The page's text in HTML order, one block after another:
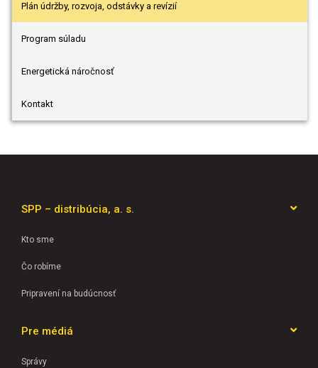
Plán údržby, rozvoja, odstávky a revízií
Program súladu
Energetická náročnosť
Kontakt
SPP – distribúcia, a. s.
Kto sme
Čo robíme
Pripravení na budúcnosť
Pre médiá
Správy